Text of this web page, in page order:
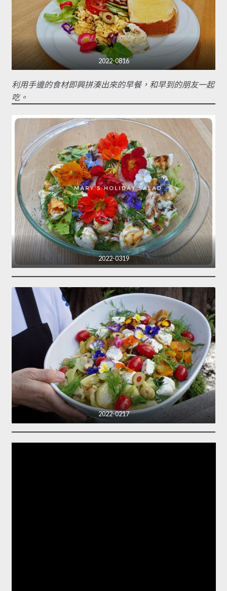
2022-0816
利用手邊的食材即興拼湊出來的早餐，和早到的朋友一起
吃。
2022-0319
2022-0217